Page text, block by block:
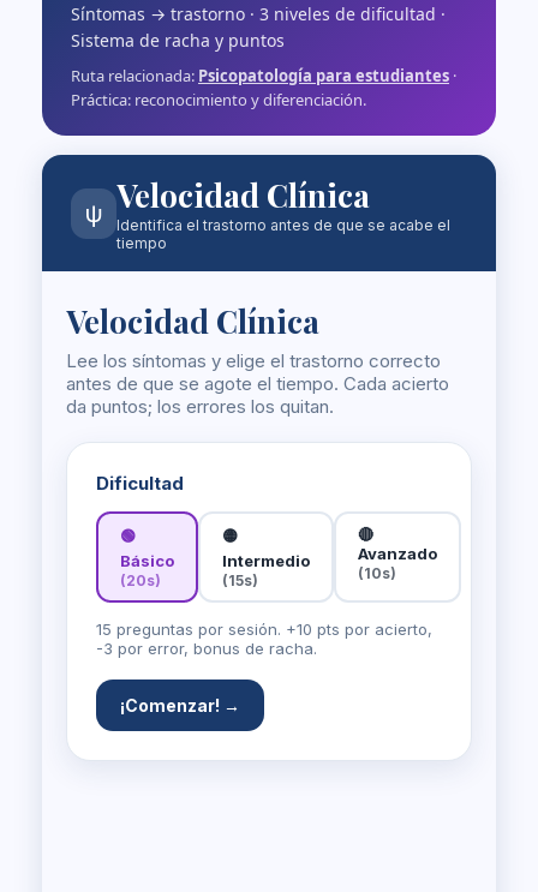
Síntomas → trastorno · 3 niveles de dificultad ·
Sistema de racha y puntos
Ruta relacionada: Psicopatología para estudiantes ·
Práctica: reconocimiento y diferenciación.